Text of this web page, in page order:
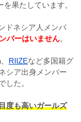
果たしています。
ドネシア人メンバ
バーはいません。
RIIZEなど多国籍グ
シア出身メンバー
した。
度も高いガールズ